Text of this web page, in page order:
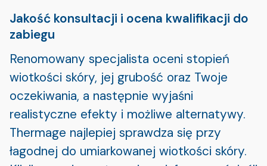
Jakość konsultacji i ocena kwalifikacji do
zabiegu
Renomowany specjalista oceni stopień
wiotkości skóry, jej grubość oraz Twoje
oczekiwania, a następnie wyjaśni
realistyczne efekty i możliwe alternatywy.
Thermage najlepiej sprawdza się przy
łagodnej do umiarkowanej wiotkości skóry.